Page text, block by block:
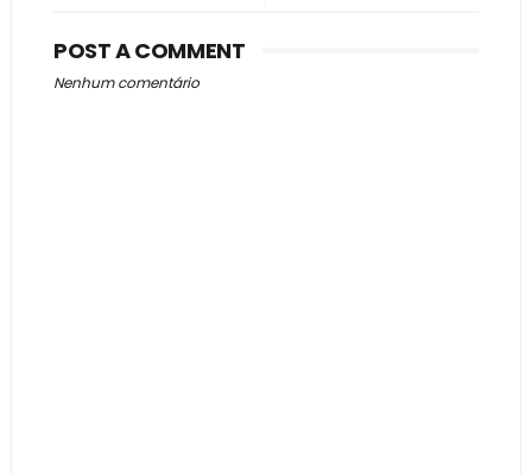
POST A COMMENT
Nenhum comentário